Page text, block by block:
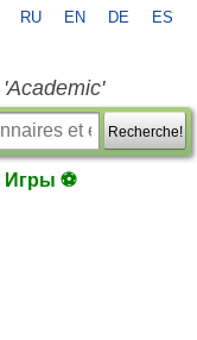
RU EN DE ES
Recherche!
Игры ⚽